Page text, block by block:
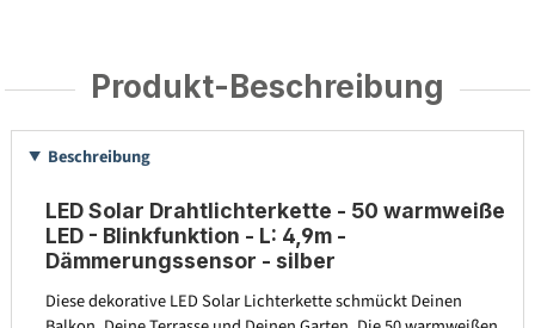
Produkt-Beschreibung
Beschreibung
LED Solar Drahtlichterkette - 50 warmweiße
LED - Blinkfunktion - L: 4,9m -
Dämmerungssensor - silber
Diese dekorative LED Solar Lichterkette schmückt Deinen